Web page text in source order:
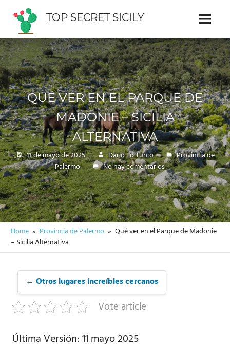
contenido
TOP SECRET SICILY
Guía
interactiva
de
Sicilia
Menu
QUÉ VER EN EL PARQUE DE
MADONIE – SICILIA
ALTERNATIVA
11 de mayo de 2025 Dario Lo Turco
Provincia de
Palermo
No hay comentarios
Home Provincia de Palermo
Qué ver en el Parque de Madonie
– Sicilia Alternativa
← Otros lugares increíbles cercanos
Vote article
Última Versión: 11 mayo 2025